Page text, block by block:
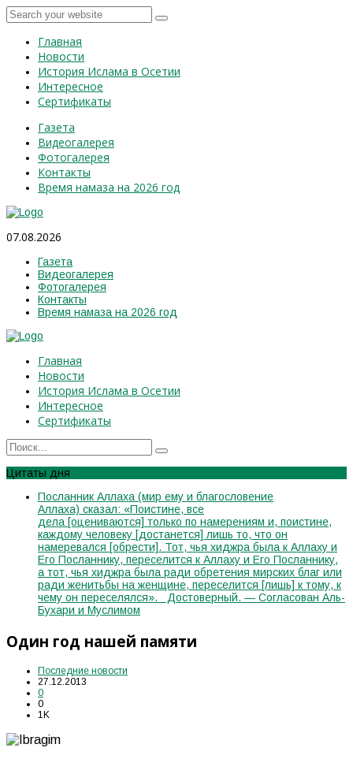
Главная
Новости
История Ислама в Осетии
Интересное
Сертификаты
Газета
Видеогалерея
Фотогалерея
Контакты
Время намаза на 2026 год
07.08.2026
Газета
Видеогалерея
Фотогалерея
Контакты
Время намаза на 2026 год
Главная
Новости
История Ислама в Осетии
Интересное
Сертификаты
Цитаты дня
Посланник Аллаха (мир ему и благословение
Аллаха) сказал: «Поистине, все
дела [оцениваются] только по намерениям и, поистине,
каждому человеку [достанется] лишь то, что он
намеревался [обрести]. Тот, чья хиджра была к Аллаху и
Его Посланнику, переселится к Аллаху и Его Посланнику,
а тот, чья хиджра была ради обретения мирских благ или
ради женитьбы на женщине, переселится [лишь] к тому, к
чему он переселялся». Достоверный. — Согласован Аль-
Бухари и Муслимом
Один год нашей памяти
Последние новости
27.12.2013
0
0
1K